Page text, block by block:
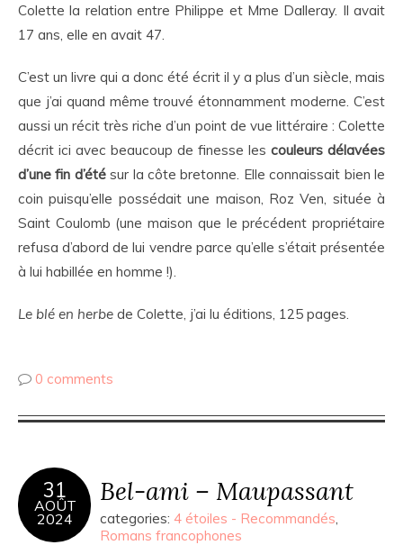
Colette la relation entre Philippe et Mme Dalleray. Il avait
17 ans, elle en avait 47.
C’est un livre qui a donc été écrit il y a plus d’un siècle, mais
que j’ai quand même trouvé étonnamment moderne. C’est
aussi un récit très riche d’un point de vue littéraire : Colette
décrit ici avec beaucoup de finesse les couleurs délavées
d’une fin d’étésur la côte bretonne. Elle connaissait bien le
coin puisqu’elle possédait une maison, Roz Ven, située à
Saint Coulomb (une maison que le précédent propriétaire
refusa d’abord de lui vendre parce qu’elle s’était présentée
à lui habillée en homme !).
Le blé en herbe de Colette, j’ai lu éditions, 125 pages.
0 comments
31
AOÛT
2024
Bel-ami – Maupassant
categories: 4 étoiles - Recommandés,
Romans francophones